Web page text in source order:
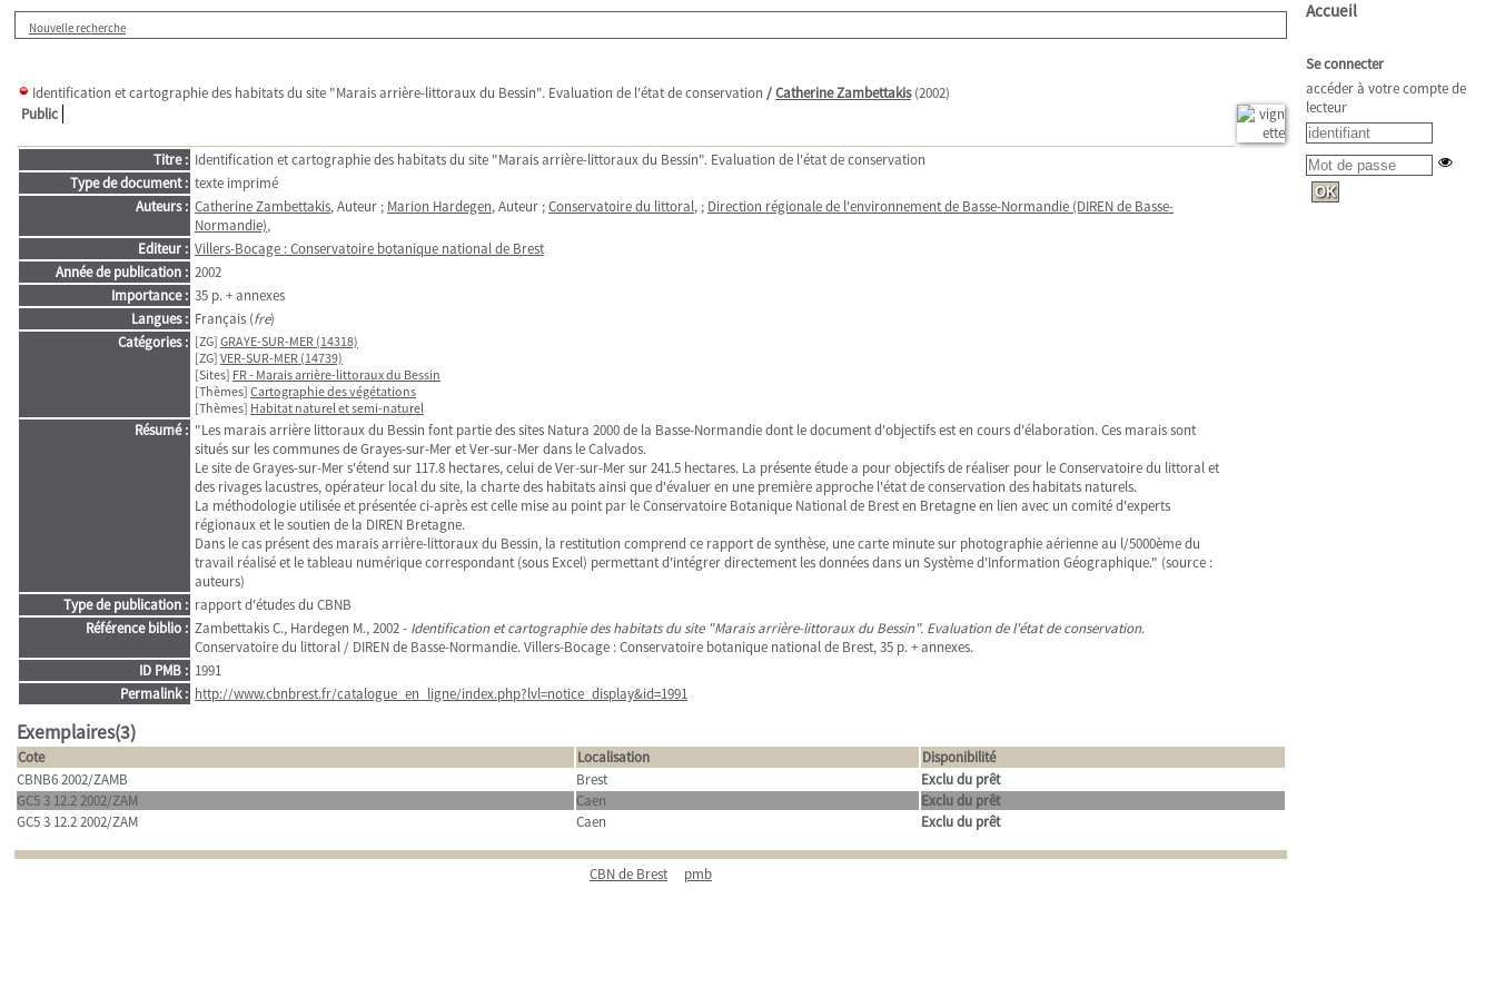
Nouvelle recherche
Identification et cartographie des habitats du site "Marais arrière-littoraux du Bessin". Evaluation de l'état de conservation /Catherine Zambettakis(2002)
Public
Titre : Identification et cartographie des habitats du site "Marais arrière-littoraux du Bessin". Evaluation de l'état de conservation
Type de document : texte imprimé
Auteurs : Catherine Zambettakis, Auteur ; Marion Hardegen, Auteur ;Conservatoire du littoral, ; Direction régionale de l'environnement de Basse-Normandie (DIREN de Basse-
Normandie),
Editeur : Villers-Bocage : Conservatoire botanique national de Brest
Année de publication : 2002
Importance : 35 p. + annexes
Langues : Français (fre)
Catégories : [ZG] GRAYE-SUR-MER (14318)
[ZG] VER-SUR-MER (14739)
[Sites] FR - Marais arrière-littoraux du Bessin
[Thèmes] Cartographie des végétations
[Thèmes] Habitat naturel et semi-naturel
Résumé : "Les marais arrière littoraux du Bessin font partie des sites Natura 2000 de la Basse-Normandie dont le document d'objectifs est en cours d'élaboration. Ces marais sont
situés sur les communes de Grayes-sur-Mer et Ver-sur-Mer dans le Calvados.
Le site de Grayes-sur-Mer s'étend sur 117.8 hectares, celui de Ver-sur-Mer sur 241.5 hectares. La présente étude a pour objectifs de réaliser pour le Conservatoire du littoral et
des rivages lacustres, opérateur local du site, la charte des habitats ainsi que d'évaluer en une première approche l'état de conservation des habitats naturels.
La méthodologie utilisée et présentée ci-après est celle mise au point par le Conservatoire Botanique National de Brest en Bretagne en lien avec un comité d'experts
régionaux et le soutien de la DIREN Bretagne.
Dans le cas présent des marais arrière-littoraux du Bessin, la restitution comprend ce rapport de synthèse, une carte minute sur photographie aérienne au l/5000ème du
travail réalisé et le tableau numérique correspondant (sous Excel) permettant d'intégrer directement les données dans un Système d'Information Géographique." (source :
auteurs)
Type de publication : rapport d'études du CBNB
Référence biblio : Zambettakis C., Hardegen M., 2002 - Identification et cartographie des habitats du site "Marais arrière-littoraux du Bessin". Evaluation de l'état de conservation.
Conservatoire du littoral / DIREN de Basse-Normandie. Villers-Bocage : Conservatoire botanique national de Brest, 35 p. + annexes.
ID PMB : 1991
Permalink : http://www.cbnbrest.fr/catalogue_en_ligne/index.php?lvl=notice_display&id=1991
Exemplaires(3)
Cote Localisation
Disponibilité
CBNB6 2002/ZAMB
Brest
Exclu du prêt
GC5 3 12.2 2002/ZAM
Caen
Exclu du prêt
GC5 3 12.2 2002/ZAM
Caen Exclu du prêt
CBN de Brest pmb
Accueil
Se connecter
accéder à votre compte de
lecteur